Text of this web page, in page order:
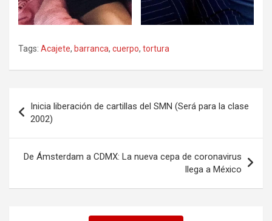
Tags: Acajete, barranca, cuerpo, tortura
de
entradas
Inicia liberación de cartillas del SMN (Será para la clase
2002)
De Ámsterdam a CDMX: La nueva cepa de coronavirus
llega a México